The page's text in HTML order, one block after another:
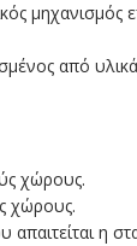
μηχανισμός
από
χώρους.
χώρους.
απαιτείται η